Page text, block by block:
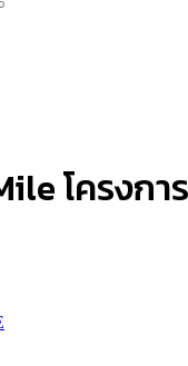
โครงกา